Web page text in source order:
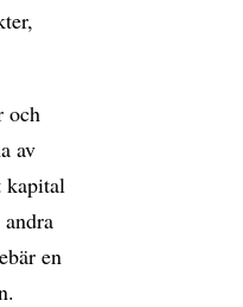
och
av
kapital
en